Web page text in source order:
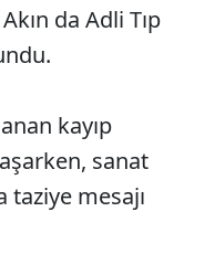
da Adli Tıp
kayıp
sanat
taziye mesajı